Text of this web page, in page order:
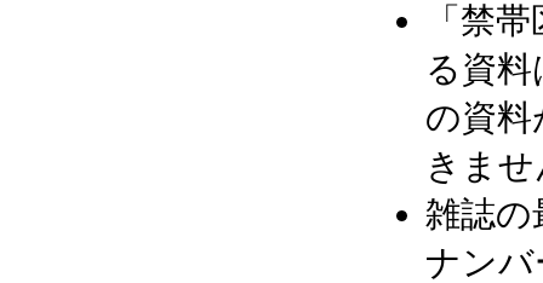
「禁
る資
の資料
きま
雑誌の
ナン